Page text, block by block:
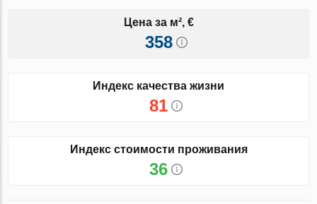
Цена за м², €
358
Индекс качества жизни
81
Индекс стоимости проживания
36